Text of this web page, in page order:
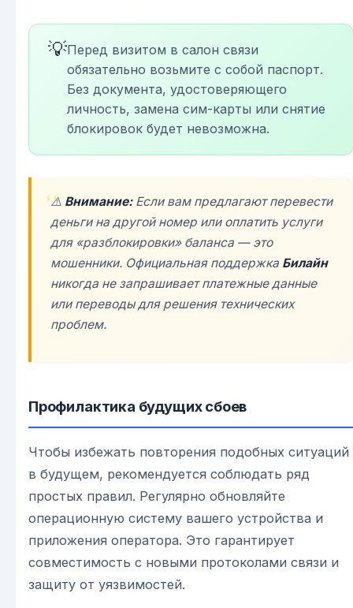
💡Перед визитом в салон связи
обязательно возьмите с собой паспорт.
Без документа, удостоверяющего
личность, замена сим-карты или снятие
блокировок будет невозможна.
⚠️ Внимание:Если вам предлагают перевести
деньги на другой номер или оплатить услуги
для «разблокировки» баланса — это
мошенники. Официальная поддержка Билайн
никогда не запрашивает платежные данные
или переводы для решения технических
проблем.
Профилактика будущих сбоев
Чтобы избежать повторения подобных ситуаций
в будущем, рекомендуется соблюдать ряд
простых правил. Регулярно обновляйте
операционную систему вашего устройства и
приложения оператора. Это гарантирует
совместимость с новыми протоколами связи и
защиту от уязвимостей.